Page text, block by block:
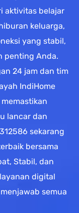
aktivitas belajar
keluarga,
yang stabil,
penting Anda.
24 jam dan tim
IndiHome
lancar dan
sekarang
bersama
Stabil, dan
digital
semua